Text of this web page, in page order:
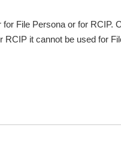
File Persona or for RCIP.
RCIP it cannot be used for